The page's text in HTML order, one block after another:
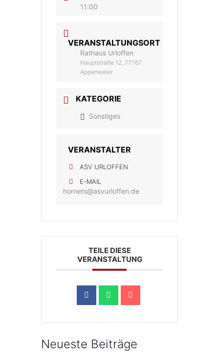
11:00
VERANSTALTUNGSORT
Rathaus Urloffen
Hauptstraße 12, 77767
Appenweier
KATEGORIE
Sonstiges
VERANSTALTER
ASV URLOFFEN
E-MAIL
hornets@asvurloffen.de
TEILE DIESE
VERANSTALTUNG
Neueste Beiträge